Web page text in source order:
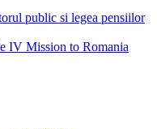
public si legea pensiilor
IV Mission to Romania